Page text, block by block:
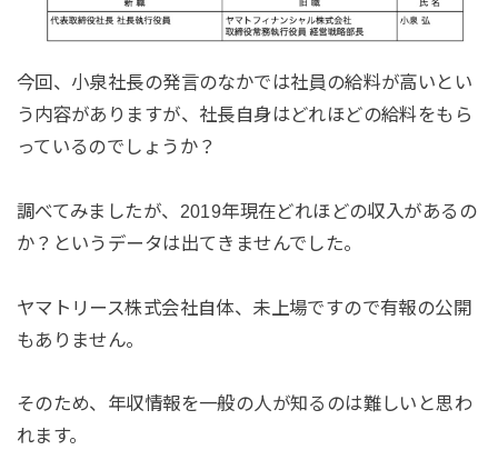
今回、小泉社長の発言のなかでは社員の給料が高いとい
う内容がありますが、社長自身はどれほどの給料をもら
っているのでしょうか？
調べてみましたが、2019年現在どれほどの収入があるの
か？というデータは出てきませんでした。
ヤマトリース株式会社自体、未上場ですので有報の公開
もありません。
そのため、年収情報を一般の人が知るのは難しいと思わ
れます。